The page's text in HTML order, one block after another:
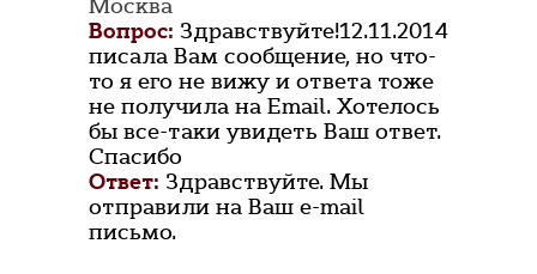
Москва
Вопрос: Здравствуйте!12.11.2014
писала Вам сообщение, но что-
то я его не вижу и ответа тоже
не получила на Email. Хотелось
бы все-таки увидеть Ваш ответ.
Спасибо
Ответ: Здравствуйте. Мы
отправили на Ваш e-mail
письмо.